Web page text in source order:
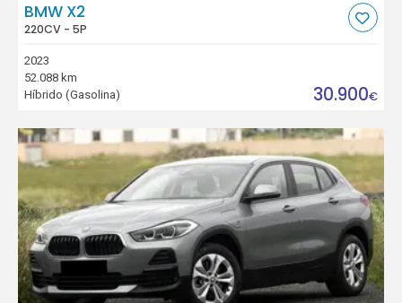
BMW X2
220CV - 5P
2023
52.088 km
Híbrido (Gasolina)
30.900€